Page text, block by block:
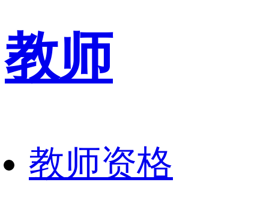
教师
教师资格